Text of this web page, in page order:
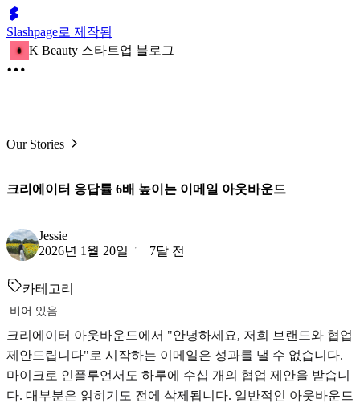
Slashpage로 제작됨
K Beauty 스타트업 블로그
Our Stories
크리에이터 응답률 6배 높이는 이메일 아웃바운드
Jessie
2026년 1월 20일
7달 전
카테고리
비어 있음
크리에이터 아웃바운드에서 "안녕하세요, 저희 브랜드와 협업
제안드립니다"로 시작하는 이메일은 성과를 낼 수 없습니다.
마이크로 인플루언서도 하루에 수십 개의 협업 제안을 받습니
다. 대부분은 읽히기도 전에 삭제됩니다. 일반적인 아웃바운드